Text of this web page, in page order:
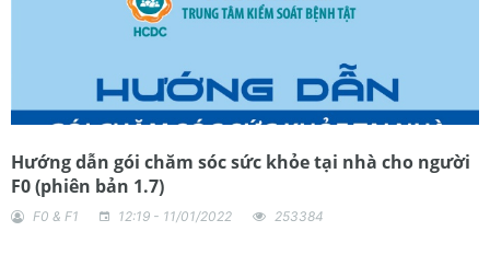
Hướng dẫn gói chăm sóc sức khỏe tại nhà cho người
F0 (phiên bản 1.7)
F0 & F1 12:19 - 11/01/2022 253384